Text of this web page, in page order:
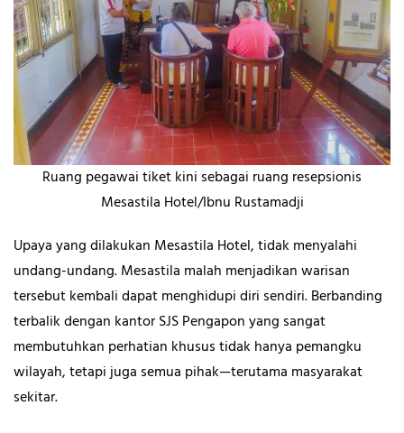
Ruang pegawai tiket kini sebagai ruang resepsionis
Mesastila Hotel/Ibnu Rustamadji
Upaya yang dilakukan Mesastila Hotel, tidak menyalahi
undang-undang. Mesastila malah menjadikan warisan
tersebut kembali dapat menghidupi diri sendiri. Berbanding
terbalik dengan kantor SJS Pengapon yang sangat
membutuhkan perhatian khusus tidak hanya pemangku
wilayah, tetapi juga semua pihak—terutama masyarakat
sekitar.